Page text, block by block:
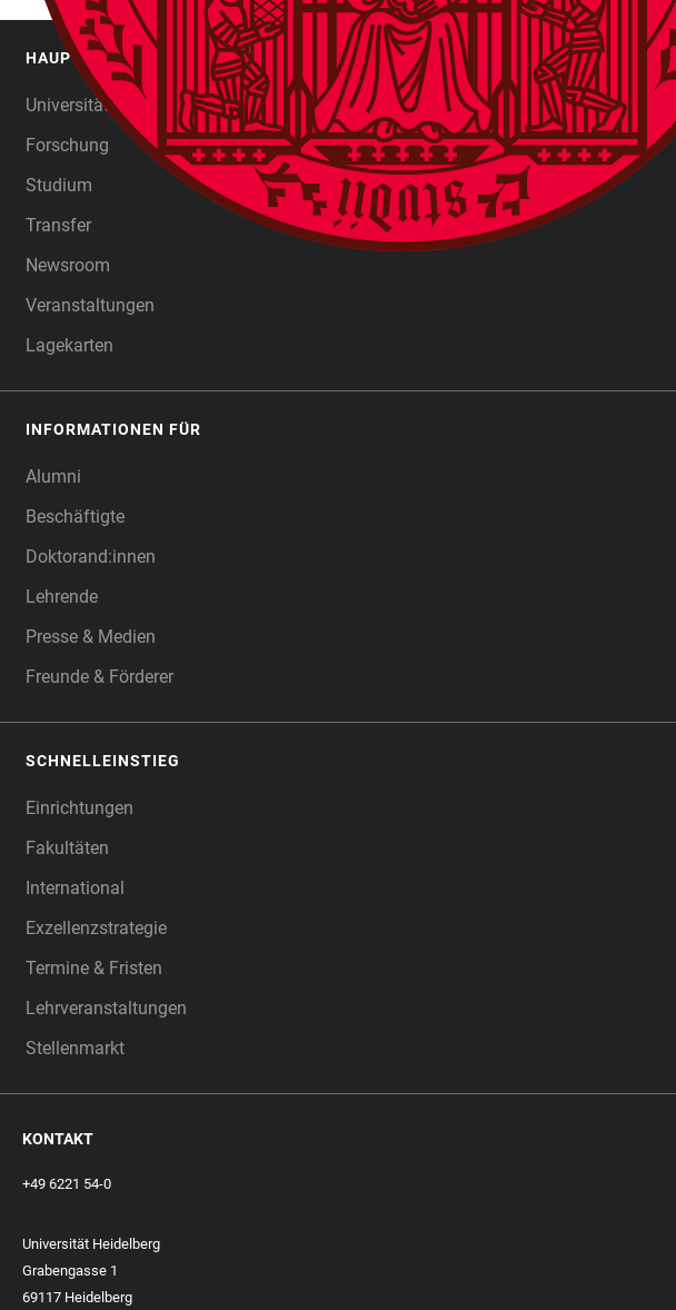
FOOTER
HAUPTNAVIGATION
Universität
Forschung
Studium
Transfer
Newsroom
Veranstaltungen
Lagekarten
INFORMATIONEN FÜR
Alumni
Beschäftigte
Doktorand:innen
Lehrende
Presse & Medien
Freunde & Förderer
SCHNELLEINSTIEG
Einrichtungen
Fakultäten
International
Exzellenzstrategie
Termine & Fristen
Lehrveranstaltungen
Stellenmarkt
KONTAKT
+49 6221 54-0
Universität Heidelberg
Grabengasse 1
69117 Heidelberg